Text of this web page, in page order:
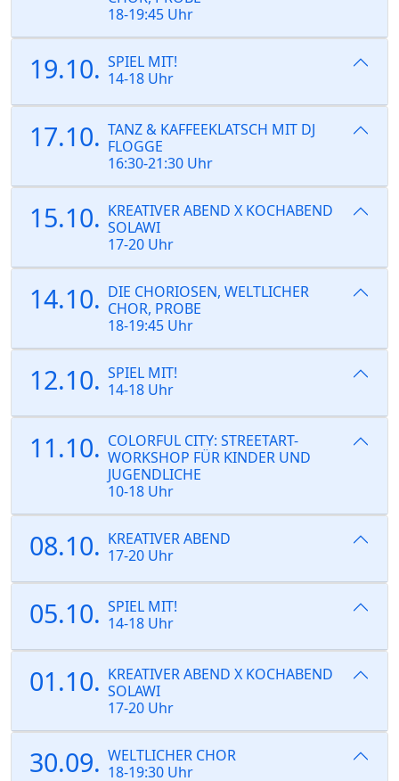
18-19:45 Uhr
19.10. SPIEL MIT!
14-18 Uhr
17.10. TANZ & KAFFEEKLATSCH MIT DJ
FLOGGE
16:30-21:30 Uhr
15.10. KREATIVER ABEND X KOCHABEND
SOLAWI
17-20 Uhr
14.10. DIE CHORIOSEN, WELTLICHER
CHOR, PROBE
18-19:45 Uhr
12.10. SPIEL MIT!
14-18 Uhr
11.10. COLORFUL CITY: STREETART-
WORKSHOP FÜR KINDER UND
JUGENDLICHE
10-18 Uhr
08.10. KREATIVER ABEND
17-20 Uhr
05.10. SPIEL MIT!
14-18 Uhr
01.10. KREATIVER ABEND X KOCHABEND
SOLAWI
17-20 Uhr
30.09. WELTLICHER CHOR
18-19:30 Uhr